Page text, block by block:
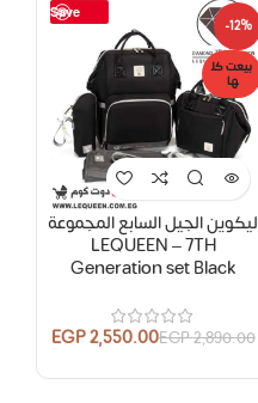
Save
-12%
بيعت كل
ها
ليكوين الجيل السابع المجموعة
LEQUEEN – 7TH
Generation set Black
2,890.00
EGP
2,550.00
EGP